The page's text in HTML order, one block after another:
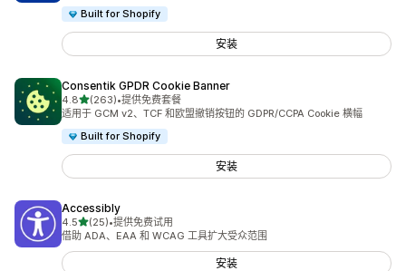
Built for Shopify
安装
Consentik GPDR Cookie Banner
4.8星（满分 5 星）
(263)
总共 263 条评论
•提供免费套餐
适用于 GCM v2、TCF 和欧盟撤销按钮的 GDPR/CCPA Cookie 横幅
Built for Shopify
安装
Accessibly
4.5星（满分 5 星）
(25)
总共 25 条评论
•提供免费试用
借助 ADA、EAA 和 WCAG 工具扩大受众范围
安装